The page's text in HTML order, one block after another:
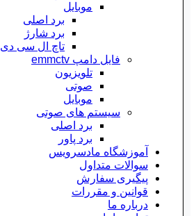
موبایل
برد اصلی
برد شارژ
تاچ ال سی دی
فایل دامپ emmctv
تلویزیون
صوتی
موبایل
سیستم های صوتی
برد اصلی
برد پاور
آموزشگاه مادسرویس
سوالات متداول
پیگیری سفارش
قوانین و مقررات
درباره ما